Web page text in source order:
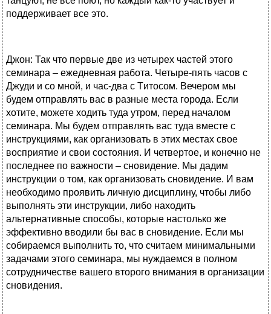
поддерживает все это.
Джон: Так что первые две из четырех частей этого
семинара – ежедневная работа. Четыре-пять часов с
Джуди и со мной, и час-два с Tитосом. Вечером мы
будем отправлять вас в разные места города. Если
хотите, можете ходить туда утром, перед началом
семинара. Мы будем отправлять вас туда вместе с
инструкциями, как организовать в этих местах свое
восприятие и свои состояния. И четвертое, и конечно не
последнее по важности – сновидение. Мы дадим
инструкции о том, как организовать сновидение. И вам
необходимо проявить личную дисциплину, чтобы либо
выполнять эти инструкции, либо находить
альтернативные способы, которые настолько же
эффективно вводили бы вас в сновидение. Если мы
собираемся выполнить то, что считаем минимальными
задачами этого семинара, мы нуждаемся в полном
сотрудничестве вашего второго внимания в организации
сновидения.